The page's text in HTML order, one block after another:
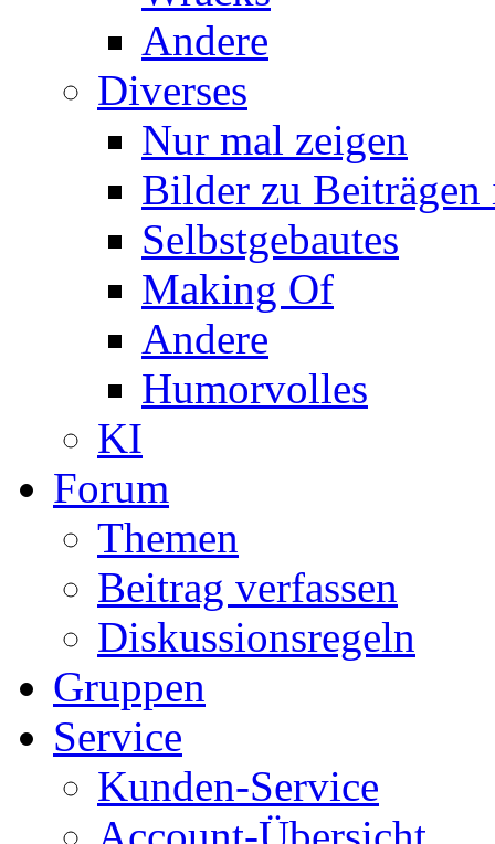
Andere
Diverses
Nur mal zeigen
Bilder zu
Selbstgebautes
Making Of
Andere
Humorvolles
KI
Forum
Themen
Beitrag verfassen
Diskussionsregeln
Gruppen
Service
Kunden-Service